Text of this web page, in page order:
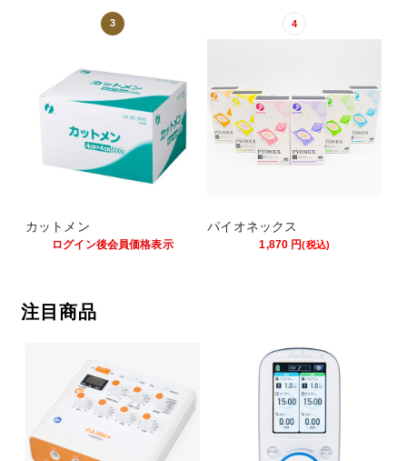
3
カットメン
ログイン後会員価格表示
4
パイオネックス
1,870 円(税込)
注目商品